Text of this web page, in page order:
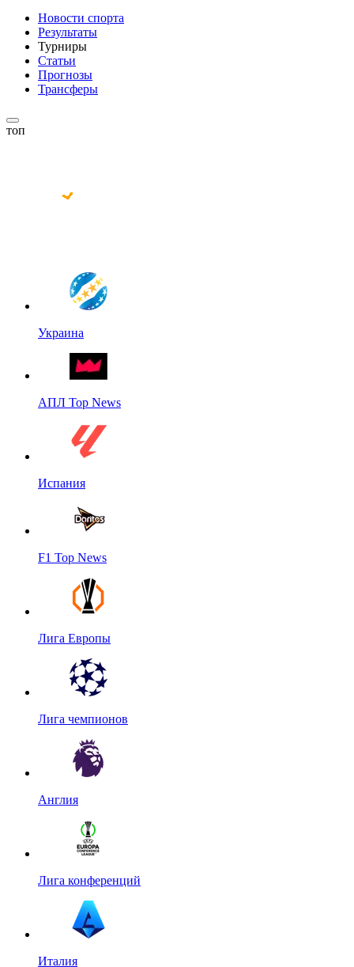
Новости спорта
Результаты
Турниры
Статьи
Прогнозы
Трансферы
топ
Украина
АПЛ Top News
Испания
F1 Top News
Лига Европы
Лига чемпионов
Англия
Лига конференций
Италия